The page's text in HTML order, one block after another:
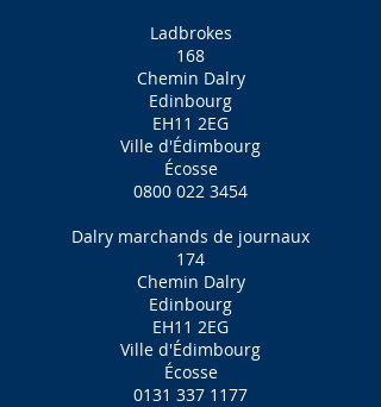
Ladbrokes
168
Chemin Dalry
Edinbourg
EH11 2EG
Ville d'Édimbourg
Écosse
0800 022 3454
Dalry marchands de journaux
174
Chemin Dalry
Edinbourg
EH11 2EG
Ville d'Édimbourg
Écosse
0131 337 1177